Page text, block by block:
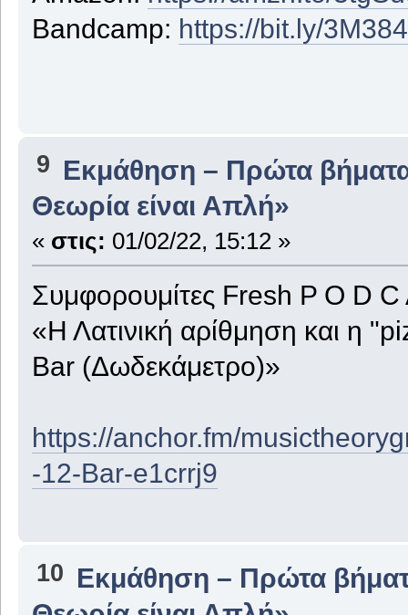
Bandcamp: https://bit.ly/
9 Εκμάθηση – Πρώτα
Θεωρία είναι Απλή»
« στις: 01/02/22, 15:12 »
Συμφορουμίτες Fresh P O D
«Η Λατινική αρίθμηση και η
Bar (Δωδεκάμετρο)»
https://anchor.fm/
-12-Bar-e1crrj9
10 Εκμάθηση – Πρώτα